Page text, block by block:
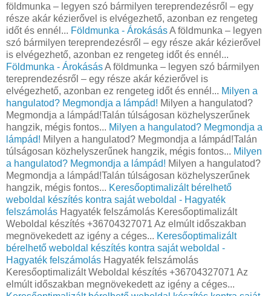
földmunka – legyen szó bármilyen tereprendezésről – egy
része akár kézierővel is elvégezhető, azonban ez rengeteg
időt és ennél... Földmunka - ÁrokásásA földmunka – legyen
szó bármilyen tereprendezésről – egy része akár kézierővel
is elvégezhető, azonban ez rengeteg időt és ennél...
Földmunka - ÁrokásásA földmunka – legyen szó bármilyen
tereprendezésről – egy része akár kézierővel is
elvégezhető, azonban ez rengeteg időt és ennél... Milyen a
hangulatod? Megmondja a lámpád! Milyen a hangulatod?
Megmondja a lámpád!Talán túlságosan közhelyszerűnek
hangzik, mégis fontos... Milyen a hangulatod? Megmondja a
lámpád! Milyen a hangulatod? Megmondja a lámpád!Talán
túlságosan közhelyszerűnek hangzik, mégis fontos... Milyen
a hangulatod? Megmondja a lámpád! Milyen a hangulatod?
Megmondja a lámpád!Talán túlságosan közhelyszerűnek
hangzik, mégis fontos... Keresőoptimalizált bérelhető
weboldal készítés kontra saját weboldal - Hagyaték
felszámolás Hagyaték felszámolás Keresőoptimalizált
Weboldal készítés +36704327071 Az elmúlt időszakban
megnövekedett az igény a céges... Keresőoptimalizált
bérelhető weboldal készítés kontra saját weboldal -
Hagyaték felszámolás Hagyaték felszámolás
Keresőoptimalizált Weboldal készítés +36704327071 Az
elmúlt időszakban megnövekedett az igény a céges...